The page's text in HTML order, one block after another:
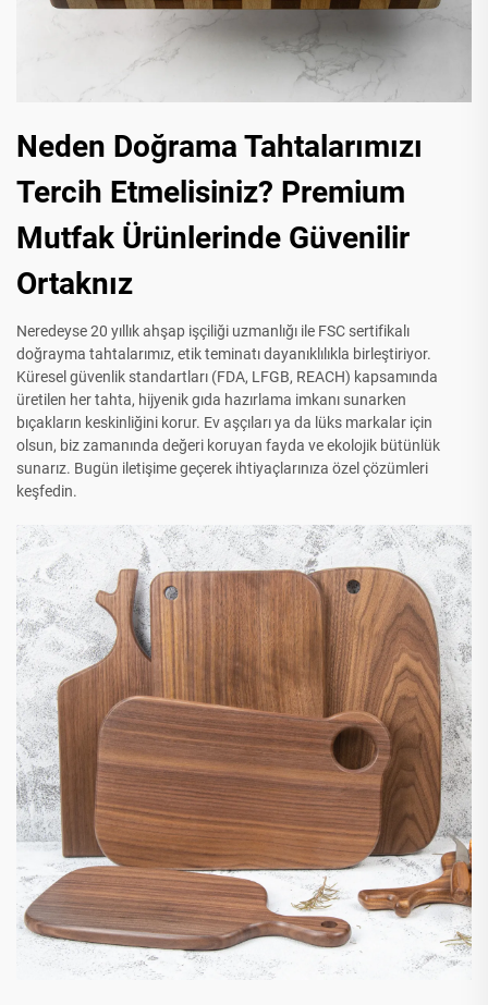
Neden Doğrama Tahtalarımızı
Tercih Etmelisiniz? Premium
Mutfak Ürünlerinde Güvenilir
Ortaknız
Neredeyse 20 yıllık ahşap işçiliği uzmanlığı ile FSC sertifikalı
doğrayma tahtalarımız, etik teminatı dayanıklılıkla birleştiriyor.
Küresel güvenlik standartları (FDA, LFGB, REACH) kapsamında
üretilen her tahta, hijyenik gıda hazırlama imkanı sunarken
bıçakların keskinliğini korur. Ev aşçıları ya da lüks markalar için
olsun, biz zamanında değeri koruyan fayda ve ekolojik bütünlük
sunarız. Bugün iletişime geçerek ihtiyaçlarınıza özel çözümleri
keşfedin.